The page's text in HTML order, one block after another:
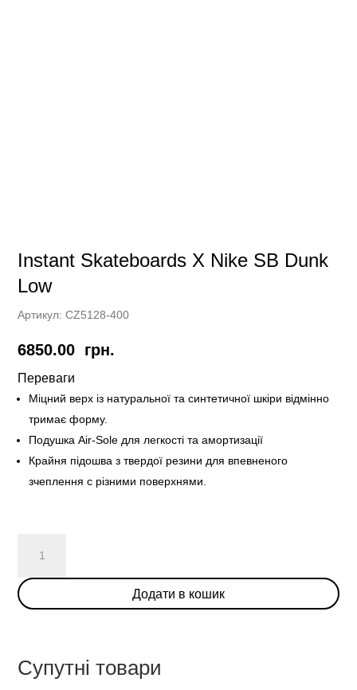
Instant Skateboards X Nike SB Dunk
Low
Артикул:CZ5128-400
6850.00 грн.
Переваги
Міцний верх із натуральної та синтетичної шкіри відмінно
тримає форму.
Подушка Air-Sole для легкості та амортизації
Крайня підошва з твердої резини для впевненого
зчеплення с різними поверхнями.
Skateboards
X
Nike
кількість
Додати в кошик
Супутні товари